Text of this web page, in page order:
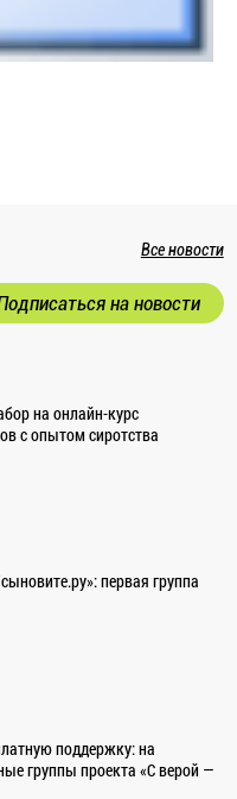
Все новости
на новости
на онлайн-курс
с опытом сиротства
первая группа
поддержку: на
группы проекта «С верой —